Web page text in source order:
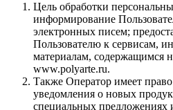
Цель обработки
информирование
электронных писем;
Пользователю к сервисам,
материалам, содержащимся
www.polyarte.ru.
Также Оператор имеет
уведомления о новых
специальных предложениях